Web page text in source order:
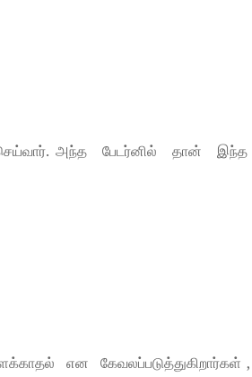
அந்த பேடர்னில் தான் இந்த
என கேவலப்படுத்துகிறார்கள் ,